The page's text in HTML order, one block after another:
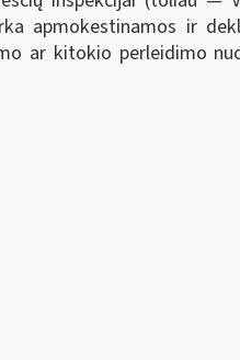
apmokestinamos ir
ar kitokio perleidimo